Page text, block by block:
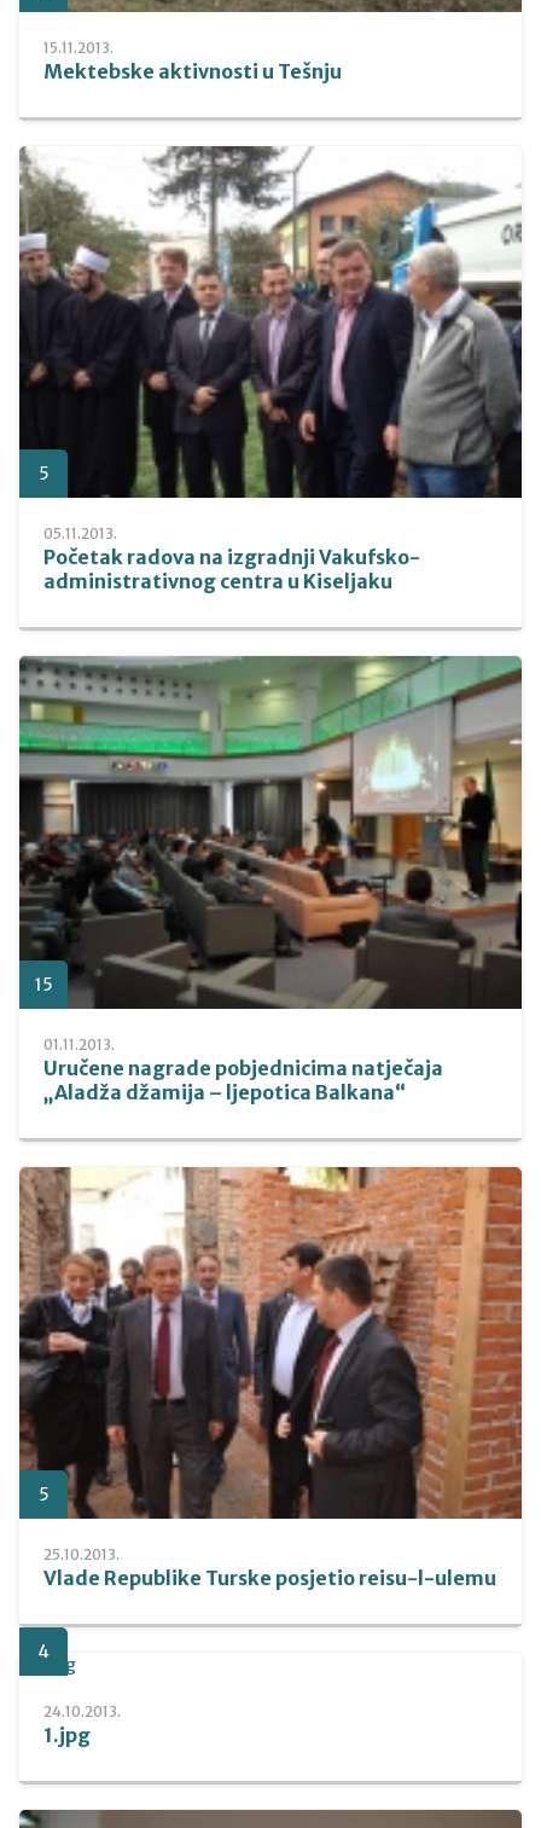
15.11.2013.
Mektebske aktivnosti u Tešnju
5
05.11.2013.
Početak radova na izgradnji Vakufsko-
administrativnog centra u Kiseljaku
15
01.11.2013.
Uručene nagrade pobjednicima natječaja
„Aladža džamija – ljepotica Balkana“
5
25.10.2013.
Vlade Republike Turske posjetio reisu-l-ulemu
4
24.10.2013.
1.jpg